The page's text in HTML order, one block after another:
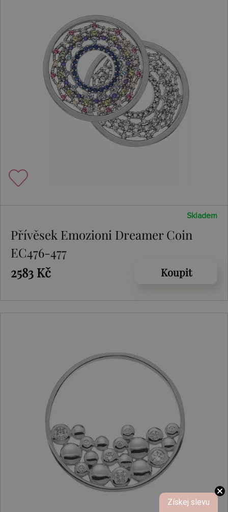
Skladem
Přívěsek Emozioni Dreamer Coin
EC476-477
2583 Kč
Koupit
Získej slevu